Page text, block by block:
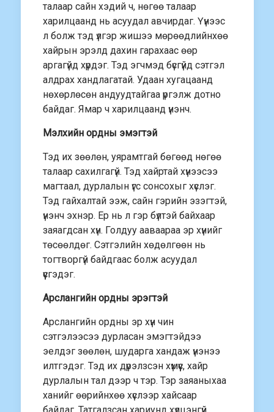
талаар сайн хэдий ч, нөгөө талаар
харилцаанд нь асуудал авчирдаг. Үүнээс
л болж тэд үлгэр жишээ мөрөөдлийнхөө
хайрын эрэлд дахин гарахаас өөр
аргагүйд хүрдэг. Тэд эгчмэд бүсгүйд сэтгэл
алдрах хандлагатай. Удаан хугацаанд
нөхөрлөсөн андуудтайгаа үргэлж дотно
байдаг. Ямар ч харилцаанд үнэнч.
Мэлхийн ордны эмэгтэй
Тэд их зөөлөн, уярамтгай бөгөөд нөгөө
талаар сахилгагүй. Тэд хайртай хүнээсээ
магтаал, дурлалын үгс сонсохыг хүслэг.
Тэд гайхалтай ээж, сайн гэрийн эзэгтэй,
үнэнч эхнэр. Ер нь л гэр бүлтэй байхаар
заяагдсан хүн. Голдуу ааваараа эр хүнийг
төсөөлдөг. Сэтгэлийн хөдөлгөөн нь
тогтворгүй байдгаас болж асуудал
үүсгэдэг.
Арслангийн ордны эрэгтэй
Арслангийн ордны эр хүн чин
сэтгэлээсээ дурласан эмэгтэйдээ
эелдэг зөөлөн, шударга хандаж үнэнээ
илтгэдэг. Тэд их дүрэлзсэн хүмүүс, хайр
дурлалын тал дээр ч тэр. Тэр заяаныхаа
ханийг өөрийнхөө хүслээр хайсаар